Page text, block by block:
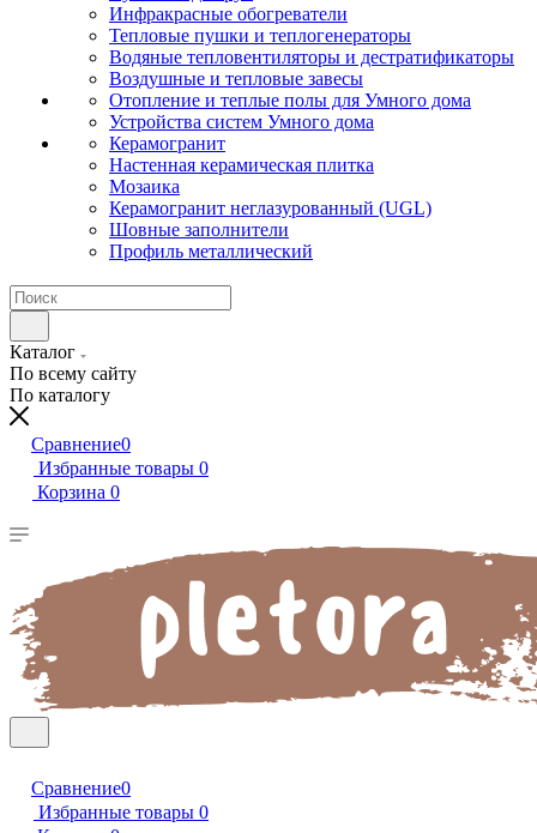
Инфракрасные обогреватели
Тепловые пушки и теплогенераторы
Водяные тепловентиляторы и дестратификаторы
Воздушные и тепловые завесы
Отопление и теплые полы для Умного дома
Устройства систем Умного дома
Керамогранит
Настенная керамическая плитка
Мозаика
Керамогранит неглазурованный (UGL)
Шовные заполнители
Профиль металлический
Каталог
По всему сайту
По каталогу
Сравнение0
Избранные товары 0
Корзина 0
Сравнение0
Избранные товары 0